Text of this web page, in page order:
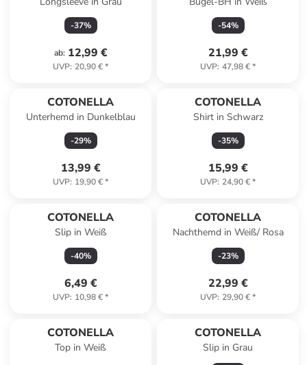
-37%
ab: 12,99 €
UVP: 20,90 €*
-54%
21,99 €
UVP: 47,98 €*
COTONELLA
Unterhemd in Dunkelblau
-29%
13,99 €
UVP: 19,90 €*
COTONELLA
Shirt in Schwarz
-35%
15,99 €
UVP: 24,90 €*
COTONELLA
Slip in Weiß
-40%
6,49 €
UVP: 10,98 €*
COTONELLA
Nachthemd in Weiß/ Rosa
-23%
22,99 €
UVP: 29,90 €*
COTONELLA
Top in Weiß
COTONELLA
Slip in Grau